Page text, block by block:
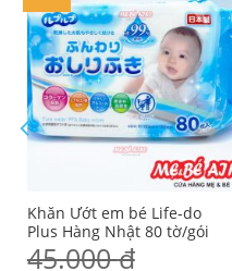
Yêu
thích
Khăn Ướt em bé Life-do
Plus Hàng Nhật 80 tờ/gói
45.000₫